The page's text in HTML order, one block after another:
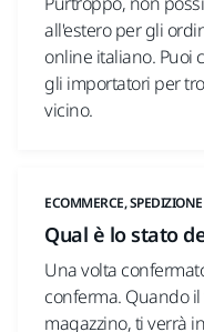
all'estero per gli
online italiano. Puoi
gli importatori per
vicino.
ECOMMERCE,
Qual è lo stato
Una volta
conferma. Quando
magazzino, ti verrà